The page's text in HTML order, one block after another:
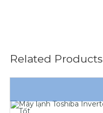
Related Products